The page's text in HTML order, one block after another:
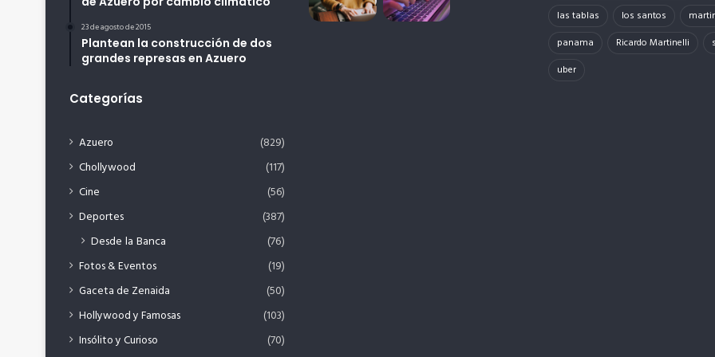
23 de agosto de 2015
Plantean la construcción de dos
grandes represas en Azuero
Categorías
Azuero
(829)
Chollywood
(117)
Cine
(56)
Deportes
(387)
Desde la Banca (76)
Fotos & Eventos
(19)
Gaceta de Zenaida
(50)
Hollywood y Famosas
(103)
Insólito y Curioso
(70)
las tablas
los santos
panama
Ricardo Martinelli
uber